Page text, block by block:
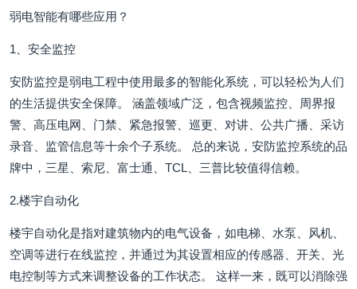
弱电智能有哪些应用？
1、安全监控
安防监控是弱电工程中使用最多的智能化系统，可以轻松为人们
的生活提供安全保障。 涵盖领域广泛，包含视频监控、周界报
警、高压电网、门禁、紧急报警、巡更、对讲、公共广播、采访
录音、监管信息等十余个子系统。 总的来说，安防监控系统的品
牌中，三星、索尼、富士通、TCL、三普比较值得信赖。
2.楼宇自动化
楼宇自动化是指对建筑物内的电气设备，如电梯、水泵、风机、
空调等进行在线监控，并通过为其设置相应的传感器、开关、光
电控制等方式来调整设备的工作状态。 这样一来，既可以消除强